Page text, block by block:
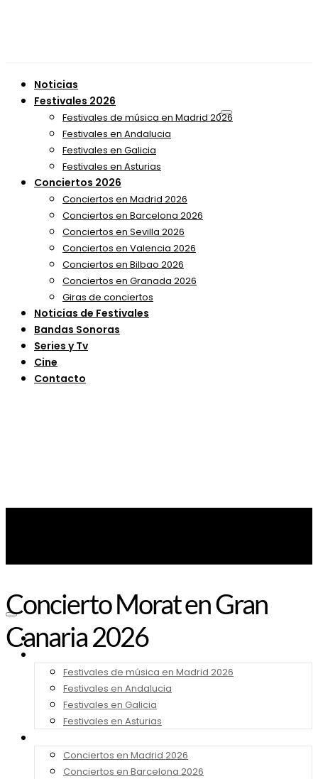
Noticias
Festivales 2026
Festivales de música en Madrid 2026
Festivales en Andalucia
Festivales en Galicia
Festivales en Asturias
Conciertos 2026
Conciertos en Madrid 2026
Conciertos en Barcelona 2026
Conciertos en Sevilla 2026
Conciertos en Valencia 2026
Conciertos en Bilbao 2026
Conciertos en Granada 2026
Giras de conciertos
Noticias de Festivales
Bandas Sonoras
Series y Tv
Cine
Contacto
Noticias
Festivales de música en Madrid 2026
Festivales en Andalucia
Festivales en Galicia
Festivales en Asturias
Conciertos en Madrid 2026
Conciertos en Barcelona 2026
Concierto Morat en Gran
Canaria 2026